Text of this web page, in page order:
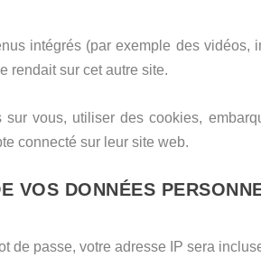
intégrés (par exemple des
rendait sur cet autre site.
vous, utiliser des cookies,
connecté sur leur site web.
VOS DONNÉES
de passe, votre adresse IP sera